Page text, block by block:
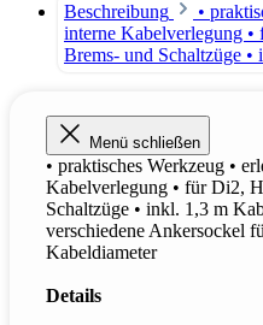
Beschreibung
•
interne Kabelverlegung
Brems- und Schaltzüge
Menü schließen
• praktisches Werkzeug •
Kabelverlegung • für Di2,
Schaltzüge • inkl. 1,3 m
verschiedene Ankersockel
Kabeldiameter
Details